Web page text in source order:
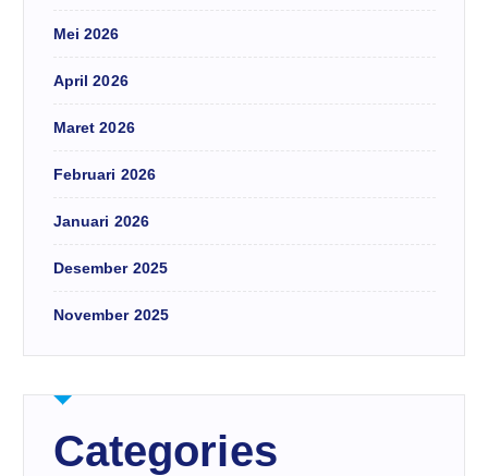
Mei 2026
April 2026
Maret 2026
Februari 2026
Januari 2026
Desember 2025
November 2025
Categories